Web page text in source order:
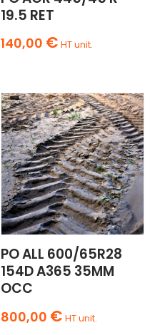
19.5 RET
140,00 € HT unit.
PO ALL 600/65R28
154D A365 35MM
OCC
800,00 € HT unit.